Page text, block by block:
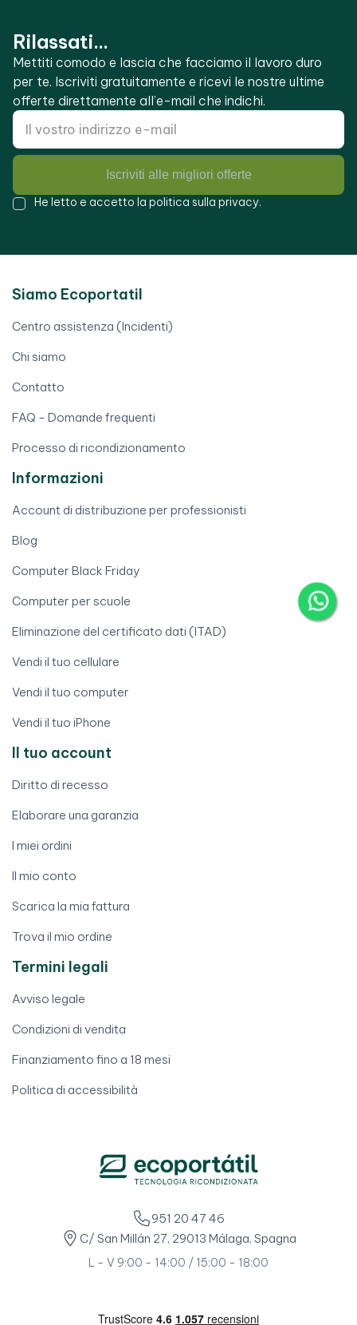
Rilassati...
Mettiti comodo e lascia che facciamo il lavoro duro
per te. Iscriviti gratuitamente e ricevi le nostre ultime
offerte direttamente all’e-mail che indichi.
Iscriviti alle migliori offerte
He letto e accetto la politica sulla privacy.
Siamo Ecoportatil
Centro assistenza (Incidenti)
Chi siamo
Contatto
FAQ - Domande frequenti
Processo di ricondizionamento
Informazioni
Account di distribuzione per professionisti
Blog
Computer Black Friday
Computer per scuole
Eliminazione del certificato dati (ITAD)
Vendi il tuo cellulare
Vendi il tuo computer
Vendi il tuo iPhone
Il tuo account
Diritto di recesso
Elaborare una garanzia
I miei ordini
Il mio conto
Scarica la mia fattura
Trova il mio ordine
Termini legali
Avviso legale
Condizioni di vendita
Finanziamento fino a 18 mesi
Politica di accessibilità
951 20 47 46
C/ San Millán 27, 29013 Málaga, Spagna
L - V 9:00 - 14:00 / 15:00 - 18:00